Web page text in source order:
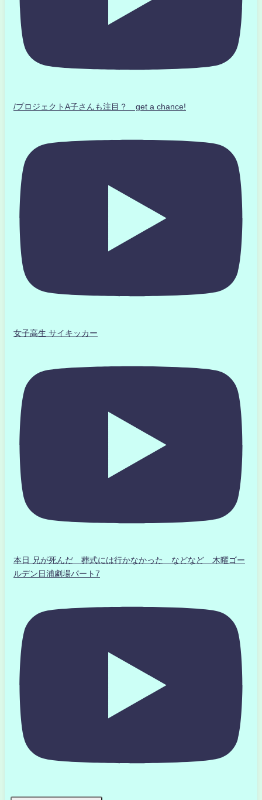
/プロジェクトA子さんも注目？ get a chance!
女子高生 サイキッカー
本日 兄が死んだ 葬式には行かなかった などなど 木曜ゴー
ルデン日浦劇場パート7